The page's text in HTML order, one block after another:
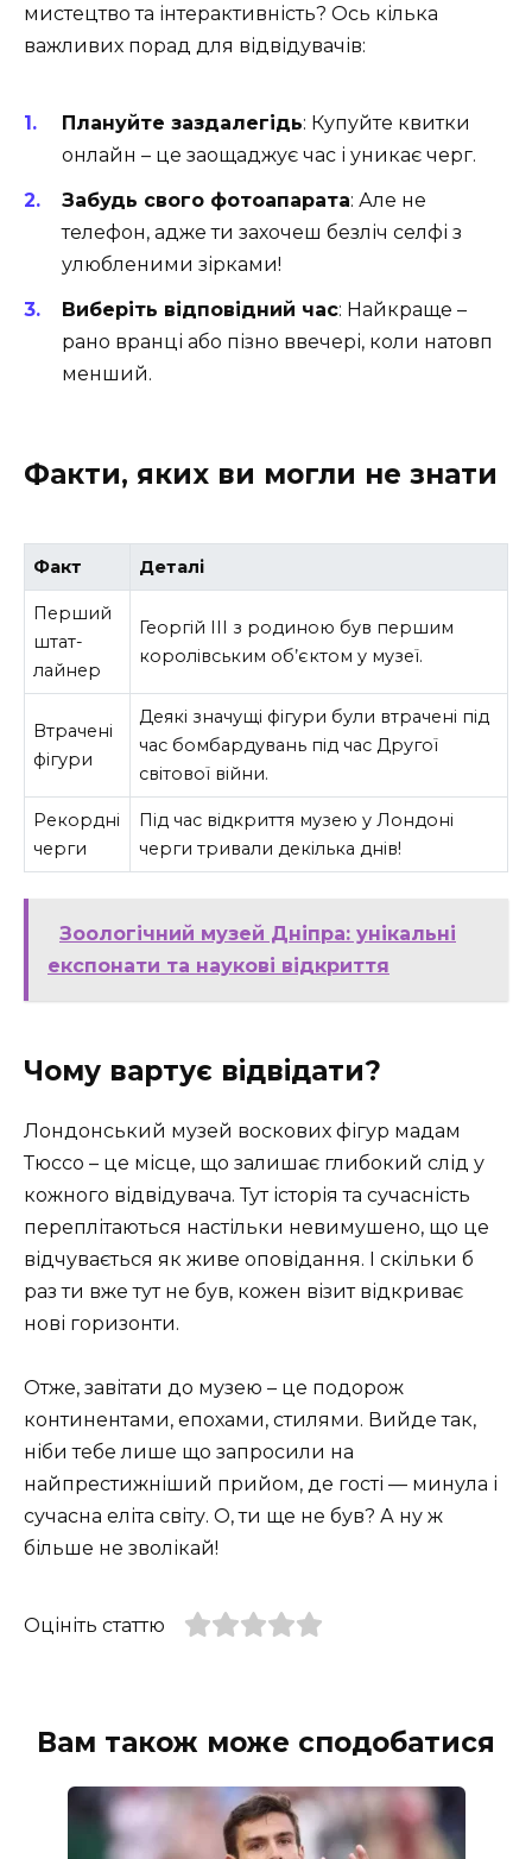
мистецтво та інтерактивність? Ось кілька
важливих порад для відвідувачів:
Плануйте заздалегідь: Купуйте квитки
онлайн – це заощаджує час і уникає черг.
Забудь свого фотоапарата: Але не
телефон, адже ти захочеш безліч селфі з
улюбленими зірками!
Виберіть відповідний час: Найкраще –
рано вранці або пізно ввечері, коли натовп
менший.
Факти, яких ви могли не знати
Факт Деталі
Перший
штат-
лайнер
Георгій ІІІ з родиною був першим
королівським об’єктом у музеї.
Втрачені
фігури
Деякі значущі фігури були втрачені під
час бомбардувань під час Другої
світової війни.
Рекордні
черги
Під час відкриття музею у Лондоні
черги тривали декілька днів!
Зоологічний музей Дніпра: унікальні
експонати та наукові відкриття
Чому вартує відвідати?
Лондонський музей воскових фігур мадам
Тюссо – це місце, що залишає глибокий слід у
кожного відвідувача. Тут історія та сучасність
переплітаються настільки невимушено, що це
відчувається як живе оповідання. І скільки б
раз ти вже тут не був, кожен візит відкриває
нові горизонти.
Отже, завітати до музею – це подорож
континентами, епохами, стилями. Вийде так,
ніби тебе лише що запросили на
найпрестижніший прийом, де гості — минула і
сучасна еліта світу. О, ти ще не був? А ну ж
більше не зволікай!
Оцініть статтю
Вам також може сподобатися